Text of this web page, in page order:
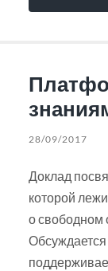
28/09/2017
Доклад
которой
о свободном
Обсуждается